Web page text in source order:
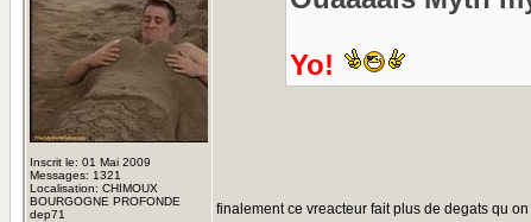
Inscrit le: 01 Mai 2009
Messages: 1321
Localisation: CHIMOUX
BOURGOGNE PROFONDE
dep71
Yo!
finalement ce vreacteur fait plus de degats qu